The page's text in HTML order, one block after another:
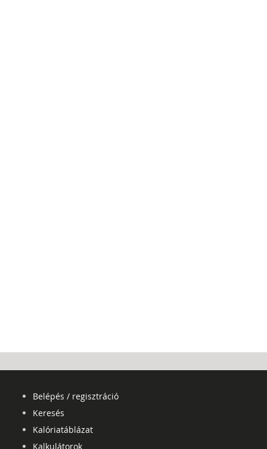
Belépés / regisztráció
Keresés
Kalóriatáblázat
Kalkulátorok